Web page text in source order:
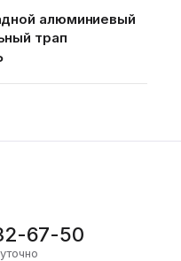
алюминиевый
трап
67-50